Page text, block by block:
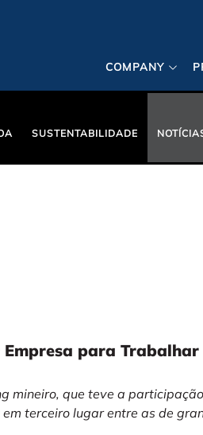
COMPANY
SUSTENTABILIDADE
Empresa para
mineiro, que teve a
terceiro lugar entre as de